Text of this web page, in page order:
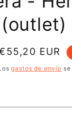
de
EUR
gastos de envío